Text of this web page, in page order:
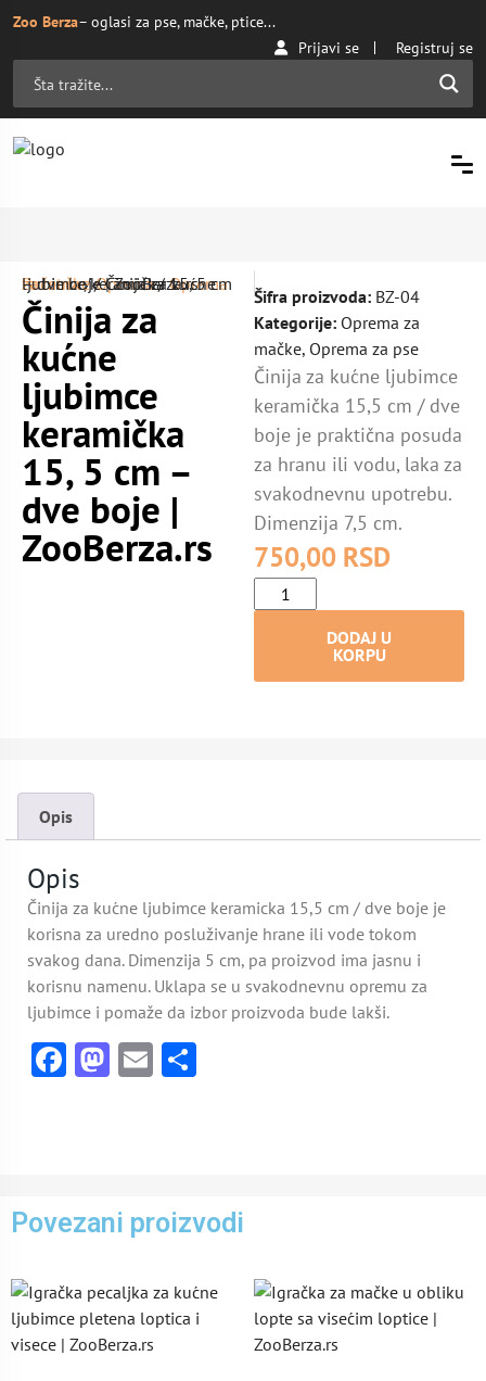
Zoo Berza– oglasi za pse, mačke, ptice...
Prijavi se
Registruj se
Početna/Oprema/
Oprema za mačke
/ Činija za kućne ljubimce keramička 15, 5 cm – dve boje | ZooBerza.rs
Činija za
kućne
ljubimce
keramička
15, 5 cm –
dve boje |
ZooBerza.rs
Šifra proizvoda: BZ-04
Kategorije: Oprema za
mačke, Oprema za pse
Činija za kućne ljubimce
keramička 15,5 cm / dve
boje je praktična posuda
za hranu ili vodu, laka za
svakodnevnu upotrebu.
Dimenzija 7,5 cm.
750,00 RSD
DODAJ U
KORPU
Opis
Opis
Činija za kućne ljubimce keramicka 15,5 cm / dve boje je
korisna za uredno posluživanje hrane ili vode tokom
svakog dana. Dimenzija 5 cm, pa proizvod ima jasnu i
korisnu namenu. Uklapa se u svakodnevnu opremu za
ljubimce i pomaže da izbor proizvoda bude lakši.
Facebook
Mastodon
Email
Povezani proizvodi